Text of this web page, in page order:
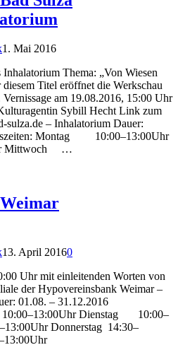
1. Mai 2016
Thema: „Von Wiesen
Titel eröffnet die Werkschau
am 19.08.2016, 15:00 Uhr
Sybill Hecht Link zum
– Inhalatorium Dauer:
Montag 10:00–13:00Uhr
Mittwoch …
13. April 20160
Uhr mit einleitenden Worten von
der Hypovereinsbank Weimar –
01.08. – 31.12.2016
Dienstag 10:00–
Donnerstag 14:30–